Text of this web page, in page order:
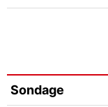
Sondage